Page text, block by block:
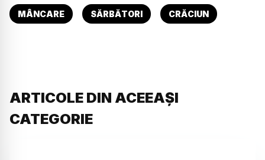
MÂNCARE SĂRBĂTORI CRĂCIUN
ARTICOLE DIN ACEEAȘI
CATEGORIE